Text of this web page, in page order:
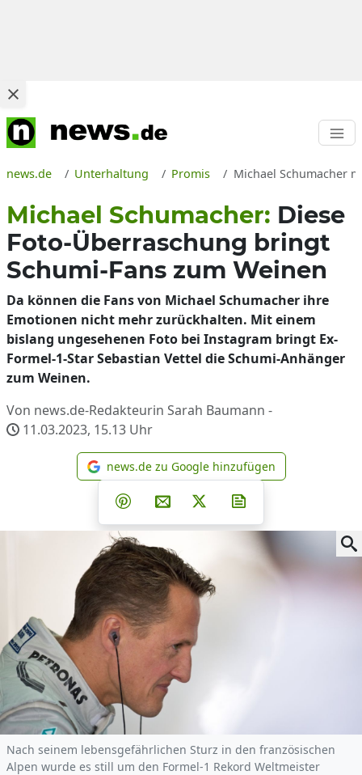
news.de Unterhaltung Promis Michael Schumacher
Michael Schumacher: Diese
Foto-Überraschung bringt
Schumi-Fans zum Weinen
Da können die Fans von Michael Schumacher ihre
Emotionen nicht mehr zurückhalten. Mit einem
bislang ungesehenen Foto bei Instagram bringt Ex-
Formel-1-Star Sebastian Vettel die Schumi-Anhänger
zum Weinen.
Von news.de-Redakteurin Sarah Baumann -
11.03.2023, 15.13 Uhr
news.de zu Google
news.de zu Google hinzufügen
Teilen auf Facebook
Teilen auf Whatsapp
Teilen auf Telegram
Teilen auf Pinterest
Per E-Mail teilen
Post auf X
Nach seinem lebensgefährlichen Sturz in den französischen
Alpen wurde es still um den Formel-1 Rekord Weltmeister